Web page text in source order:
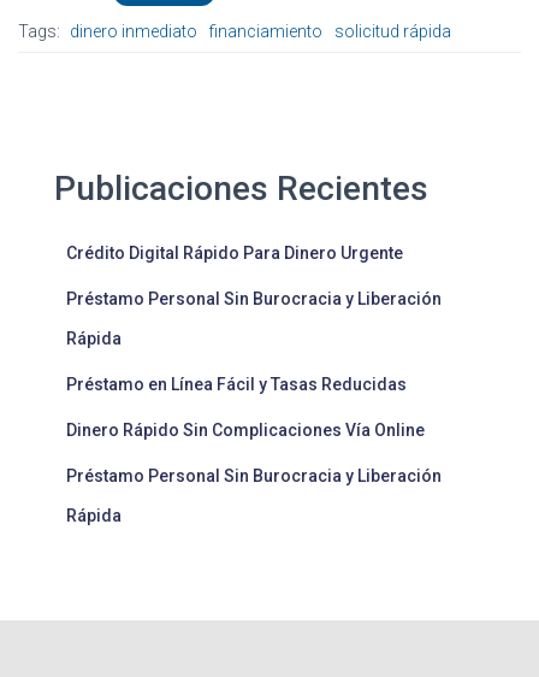
Tags: dinero inmediato financiamiento solicitud rápida
Publicaciones Recientes
Crédito Digital Rápido Para Dinero Urgente
Préstamo Personal Sin Burocracia y Liberación
Rápida
Préstamo en Línea Fácil y Tasas Reducidas
Dinero Rápido Sin Complicaciones Vía Online
Préstamo Personal Sin Burocracia y Liberación
Rápida